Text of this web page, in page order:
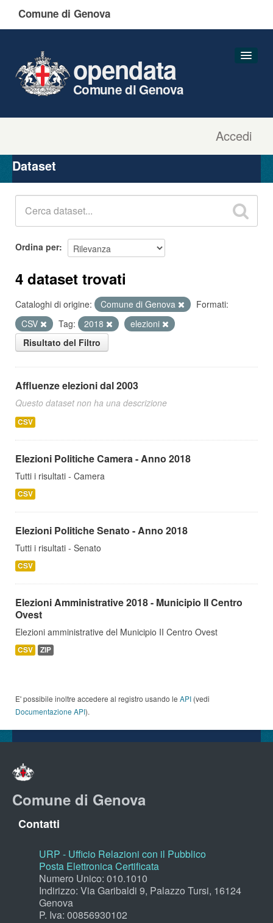
Comune di Genova
Accedi
opendata
Comune di Genova
Organizzazioni
Gruppi
Dataset
Ordina per
4 dataset trovati
Cataloghi di origine: Comune di Genova
Formati:
CSV
Tag: 2018
elezioni
Risultato del Filtro
Affluenze elezioni dal 2003
Questo dataset non ha una descrizione
CSV
Elezioni Politiche Camera - Anno 2018
Tutti i risultati - Camera
CSV
Elezioni Politiche Senato - Anno 2018
Tutti i risultati - Senato
CSV
Elezioni Amministrative 2018 - Municipio II Centro
Ovest
Elezioni amministrative del Municipio II Centro Ovest
CSV ZIP
E' possibile inoltre accedere al registro usando le API (vedi
Documentazione API).
Comune di Genova
Contatti
URP - Ufficio Relazioni con il Pubblico
Posta Elettronica Certificata
Numero Unico: 010.1010
Indirizzo: Via Garibaldi 9, Palazzo Tursi, 16124
Genova
P. Iva: 00856930102